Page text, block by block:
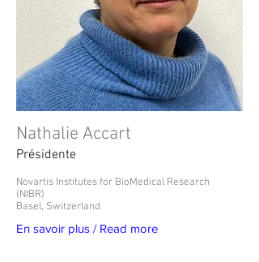
Nathalie Accart
Présidente
Novartis Institutes for BioMedical Research
(NIBR)
Basel, Switzerland
En savoir plus / Read more